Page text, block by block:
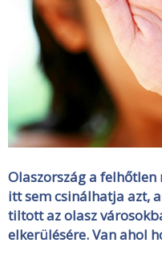
Olaszország a
itt sem csinálhatja azt,
tiltott az olasz
elkerülésére. Van ahol